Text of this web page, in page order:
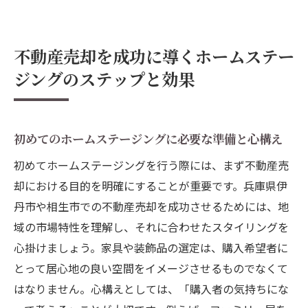
不動産売却を成功に導くホームステー
ジングのステップと効果
初めてのホームステージングに必要な準備と心構え
初めてホームステージングを行う際には、まず不動産売
却における目的を明確にすることが重要です。兵庫県伊
丹市や相生市での不動産売却を成功させるためには、地
域の市場特性を理解し、それに合わせたスタイリングを
心掛けましょう。家具や装飾品の選定は、購入希望者に
とって居心地の良い空間をイメージさせるものでなくて
はなりません。心構えとしては、「購入者の気持ちにな